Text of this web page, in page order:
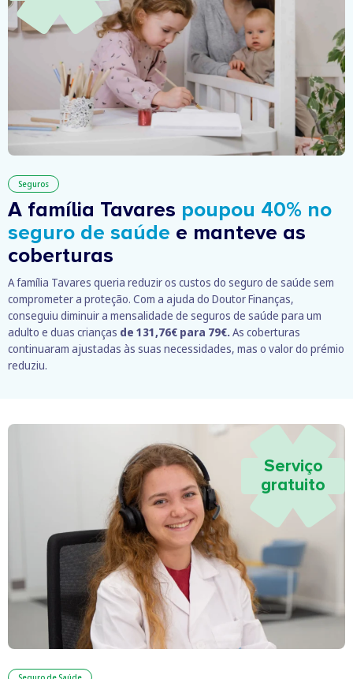
Seguros
A família Tavares poupou 40% no
seguro de saúde e manteve as
coberturas
A família Tavares queria reduzir os custos do seguro de saúde sem
comprometer a proteção. Com a ajuda do Doutor Finanças,
conseguiu diminuir a mensalidade de seguros de saúde para um
adulto e duas crianças de 131,76€ para 79€.As coberturas
continuaram ajustadas às suas necessidades, mas o valor do prémio
reduziu.
Serviço
gratuito